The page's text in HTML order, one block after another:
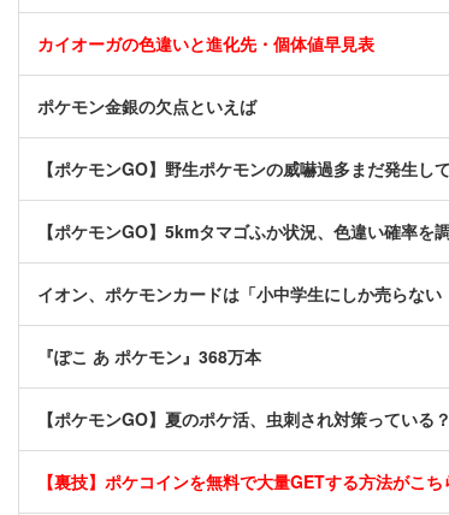
カイオーガの色違いと進化先・個体値早見表
ポケモン金銀の欠点といえば
【ポケモンGO】野生ポケモンの威嚇過多まだ発生し
【ポケモンGO】5kmタマゴふか状況、色違い確率を
イオン、ポケモンカードは「小中学生にしか売らな
『ぽこ あ ポケモン』368万本
【ポケモンGO】夏のポケ活、虫刺され対策っている？
【裏技】ポケコインを無料で大量GETする方法がこ